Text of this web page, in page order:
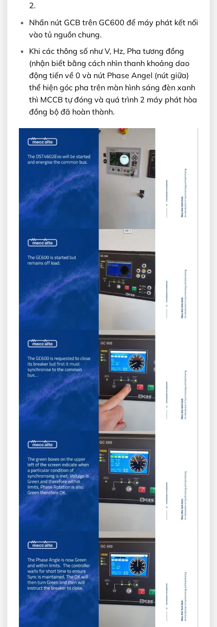
2.
Nhấn nút GCB trên GC600 để máy phát kết nối
vào tủ nguồn chung.
Khi các thông số như V, Hz, Pha tương đồng
(nhận biết bằng cách nhìn thanh khoảng dao
động tiến về 0 và nút Phase Angel (nút giữa)
thể hiện góc pha trên màn hình sáng đèn xanh
thì MCCB tự đóng và quá trình 2 máy phát hòa
đồng bộ đã hoàn thành.